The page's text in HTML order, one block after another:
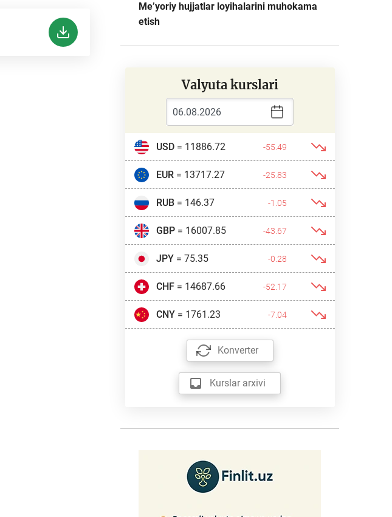
Me’yoriy hujjatlar loyihalarini muhokama
etish
Valyuta kurslari
USD= 11886.72 -55.49
EUR= 13717.27 -25.83
RUB= 146.37 -1.05
GBP= 16007.85 -43.67
JPY= 75.35 -0.28
CHF= 14687.66 -52.17
CNY= 1761.23 -7.04
Konverter
Kurslar arxivi